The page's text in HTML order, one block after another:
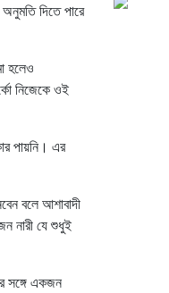
দিতে পারে
হলেও
নিজেকে ওই
পায়নি। এর
বলে আশাবাদী
নারী যে শুধুই
সঙ্গে একজন